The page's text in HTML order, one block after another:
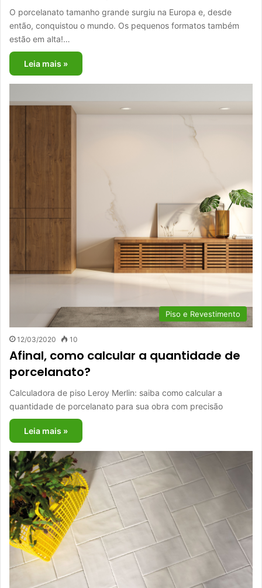
O porcelanato tamanho grande surgiu na Europa e, desde
então, conquistou o mundo. Os pequenos formatos também
estão em alta!…
Leia mais »
Piso e Revestimento
12/03/2020 10
Afinal, como calcular a quantidade de
porcelanato?
Calculadora de piso Leroy Merlin: saiba como calcular a
quantidade de porcelanato para sua obra com precisão
Leia mais »